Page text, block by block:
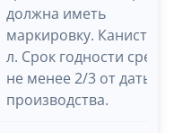
должна иметь
маркировку. Канистра
л. Срок годности
не менее 2/3 от даты
производства.